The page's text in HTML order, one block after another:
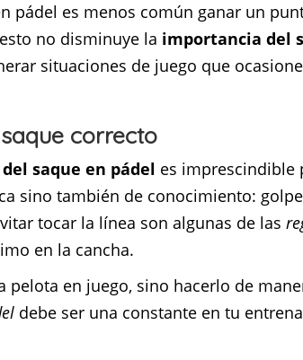
pádel es menos común ganar un
no disminuye la importancia del
situaciones de juego que
correcto
saque en pádel es imprescindible
sino también de conocimiento:
tocar la línea son algunas de las
en la cancha.
pelota en juego, sino hacerlo de
debe ser una constante en tu